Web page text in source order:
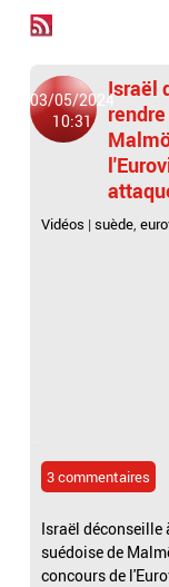
03/05/2024
10:31
Israël
Vidéos |suède,
3 commentaires
Israël déconseille
suédoise de
concours de